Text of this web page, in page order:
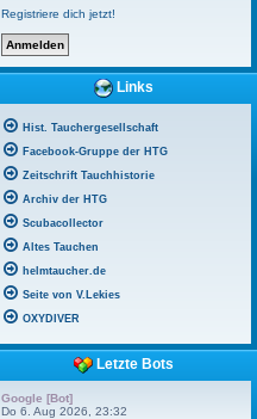
Registriere dich jetzt!
Links
Hist. Tauchergesellschaft
Facebook-Gruppe der HTG
Zeitschrift Tauchhistorie
Archiv der HTG
Scubacollector
Altes Tauchen
helmtaucher.de
Seite von V.Lekies
OXYDIVER
Letzte Bots
Google [Bot]
Do 6. Aug 2026, 23:32